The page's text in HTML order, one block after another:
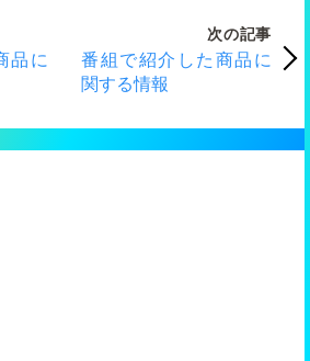
品に
次の記事
番組で紹介した商品に
関する情報